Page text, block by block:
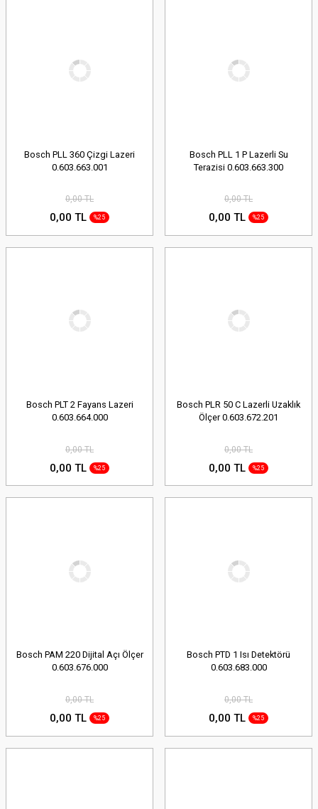
Bosch PLL 360 Çizgi Lazeri
0.603.663.001
0,00 TL
0,00 TL %25
Bosch PLL 1 P Lazerli Su
Terazisi 0.603.663.300
0,00 TL
0,00 TL %25
Bosch PLT 2 Fayans Lazeri
0.603.664.000
0,00 TL
0,00 TL %25
Bosch PLR 50 C Lazerli Uzaklık
Ölçer 0.603.672.201
0,00 TL
0,00 TL %25
Bosch PAM 220 Dijital Açı Ölçer
0.603.676.000
0,00 TL
0,00 TL %25
Bosch PTD 1 Isı Detektörü
0.603.683.000
0,00 TL
0,00 TL %25